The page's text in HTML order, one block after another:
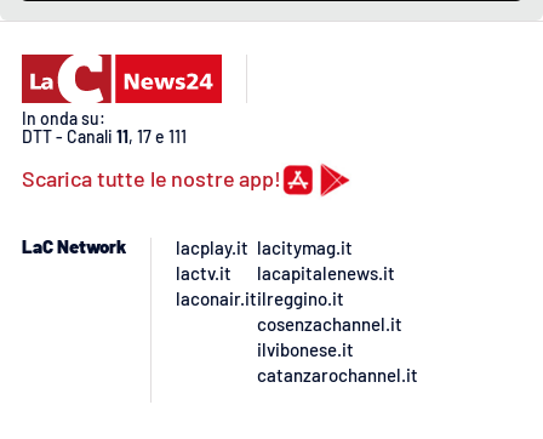
Ilvibonese.it
Catanzarochannel.it
In onda su:
DTT - Canali 11, 17 e 111
Scarica tutte le nostre app!
LaC Network
lacplay.it
lactv.it
laconair.it
lacitymag.it
lacapitalenews.it
ilreggino.it
cosenzachannel.it
ilvibonese.it
catanzarochannel.it